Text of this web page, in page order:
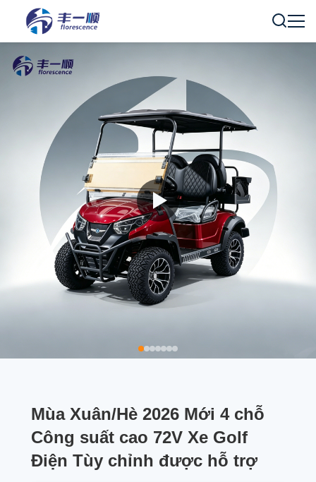
Mùa Xuân/Hè 2026 Mới 4 chỗ
Công suất cao 72V Xe Golf
Điện Tùy chỉnh được hỗ trợ